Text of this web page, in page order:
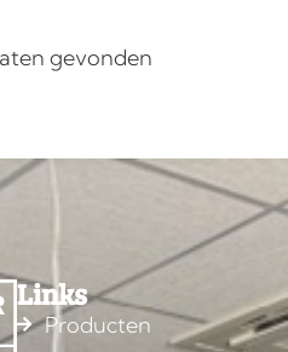
gevonden
Links
Producten